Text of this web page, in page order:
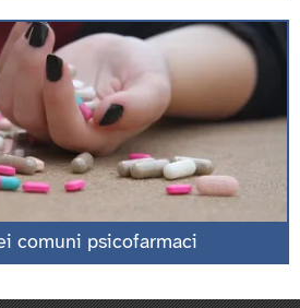
comuni psicofarmaci